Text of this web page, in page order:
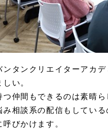
ンタンクリエイターアカ
い。
つ仲間もできるのは素晴ら
み相談系の配信もしてい
呼びかけます。